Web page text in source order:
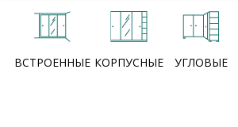
ВСТРОЕННЫЕ КОРПУСНЫЕ УГЛОВЫЕ